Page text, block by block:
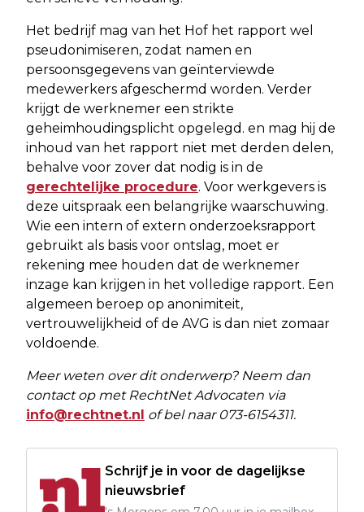
Het bedrijf mag van het Hof het rapport wel
pseudonimiseren, zodat namen en
persoonsgegevens van geïnterviewde
medewerkers afgeschermd worden. Verder
krijgt de werknemer een strikte
geheimhoudingsplicht opgelegd. en mag hij de
inhoud van het rapport niet met derden delen,
behalve voor zover dat nodig is in de
gerechtelijke procedure. Voor werkgevers is
deze uitspraak een belangrijke waarschuwing.
Wie een intern of extern onderzoeksrapport
gebruikt als basis voor ontslag, moet er
rekening mee houden dat de werknemer
inzage kan krijgen in het volledige rapport. Een
algemeen beroep op anonimiteit,
vertrouwelijkheid of de AVG is dan niet zomaar
voldoende.
Meer weten over dit onderwerp? Neem dan
contact op met RechtNet Advocaten via
info@rechtnet.nl of bel naar 073-6154311.
Schrijf je in voor de dagelijkse
nieuwsbrief